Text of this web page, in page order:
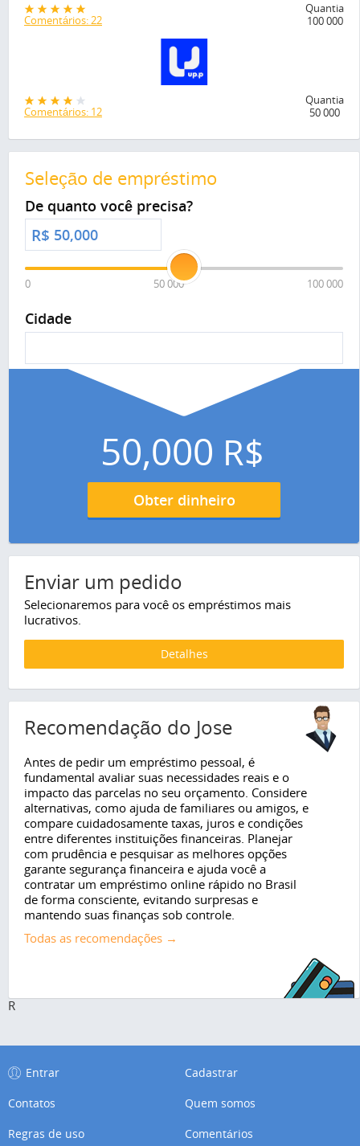
Comentários: 22
Quantia
100 000
Comentários: 12
Quantia
50 000
Seleção de empréstimo
De quanto você precisa?
R$
0 50 000 100 000
Cidade
50,000 R$
Obter dinheiro
Enviar um pedido
Selecionaremos para você os empréstimos mais
lucrativos.
Detalhes
Recomendação do Jose
Antes de pedir um empréstimo pessoal, é
fundamental avaliar suas necessidades reais e o
impacto das parcelas no seu orçamento. Considere
alternativas, como ajuda de familiares ou amigos, e
compare cuidadosamente taxas, juros e condições
entre diferentes instituições financeiras. Planejar
com prudência e pesquisar as melhores opções
garante segurança financeira e ajuda você a
contratar um empréstimo online rápido no Brasil
de forma consciente, evitando surpresas e
mantendo suas finanças sob controle.
Todas as recomendações →
R
Entrar
Cadastrar
Contatos
Quem somos
Regras de uso
Comentários